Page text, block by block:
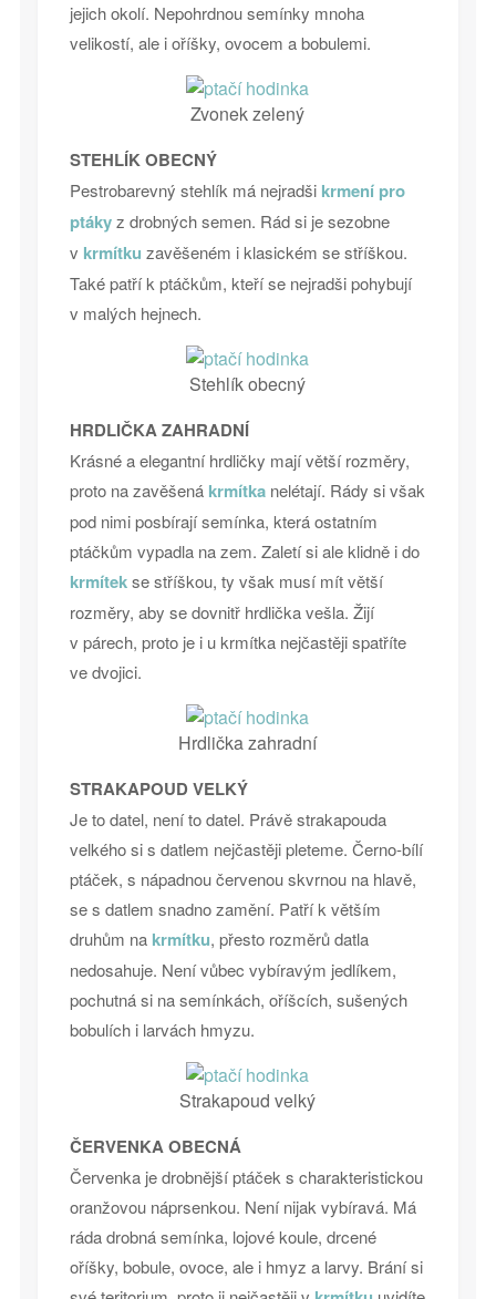
jejich okolí. Nepohrdnou semínky mnoha
velikostí, ale i oříšky, ovocem a bobulemi.
Zvonek zelený
STEHLÍK OBECNÝ
Pestrobarevný stehlík má nejradši krmení pro
ptákyz drobných semen. Rád si je sezobne
v krmítku zavěšeném i klasickém se stříškou.
Také patří k ptáčkům, kteří se nejradši pohybují
v malých hejnech.
Stehlík obecný
HRDLIČKA ZAHRADNÍ
Krásné a elegantní hrdličky mají větší rozměry,
proto na zavěšená krmítkanelétají. Rády si však
pod nimi posbírají semínka, která ostatním
ptáčkům vypadla na zem. Zaletí si ale klidně i do
krmítekse stříškou, ty však musí mít větší
rozměry, aby se dovnitř hrdlička vešla. Žijí
v párech, proto je i u krmítka nejčastěji spatříte
ve dvojici.
Hrdlička zahradní
STRAKAPOUD VELKÝ
Je to datel, není to datel. Právě strakapouda
velkého si s datlem nejčastěji pleteme. Černo-bílí
ptáček, s nápadnou červenou skvrnou na hlavě,
se s datlem snadno zamění. Patří k větším
druhům na krmítku, přesto rozměrů datla
nedosahuje. Není vůbec vybíravým jedlíkem,
pochutná si na semínkách, oříšcích, sušených
bobulích i larvách hmyzu.
Strakapoud velký
ČERVENKA OBECNÁ
Červenka je drobnější ptáček s charakteristickou
oranžovou náprsenkou. Není nijak vybíravá. Má
ráda drobná semínka, lojové koule, drcené
oříšky, bobule, ovoce, ale i hmyz a larvy. Brání si